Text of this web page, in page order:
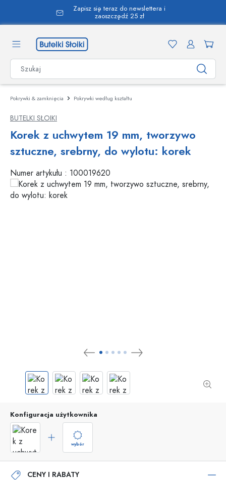
zawartości
Zapisz się teraz do newslettera i
zaoszczędź 25 zł
Pokrywki & zamknięcia Pokrywki według kształtu
BUTELKI SŁOIKI
Korek z uchwytem 19 mm, tworzywo
sztuczne, srebrny, do wylotu: korek
Numer artykułu : 100019620
Konfiguracja użytkownika
wybór
CENY I RABATY